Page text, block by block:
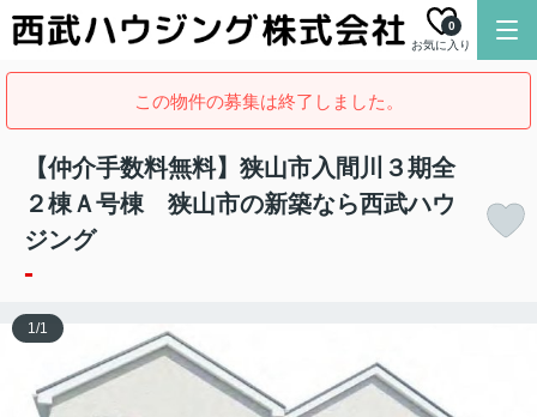
お気に入り
0
この物件の募集は終了しました。
【仲介手数料無料】狭山市入間川３期全
２棟Ａ号棟 狭山市の新築なら西武ハウ
ジング
-
1/1